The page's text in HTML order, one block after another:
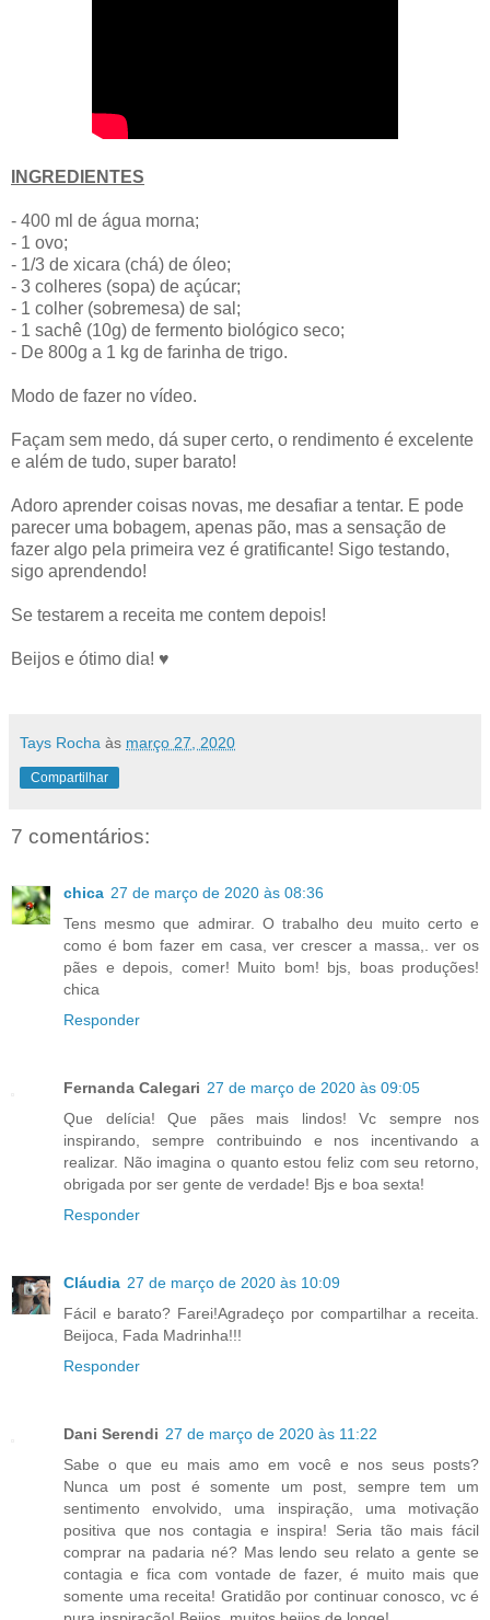
INGREDIENTES
- 400 ml de água morna;
- 1 ovo;
- 1/3 de xicara (chá) de óleo;
- 3 colheres (sopa) de açúcar;
- 1 colher (sobremesa) de sal;
- 1 sachê (10g) de fermento biológico seco;
- De 800g a 1 kg de farinha de trigo.
Modo de fazer no vídeo.
Façam sem medo, dá super certo, o rendimento é excelente
e além de tudo, super barato!
Adoro aprender coisas novas, me desafiar a tentar. E pode
parecer uma bobagem, apenas pão, mas a sensação de
fazer algo pela primeira vez é gratificante! Sigo testando,
sigo aprendendo!
Se testarem a receita me contem depois!
Beijos e ótimo dia! ♥
Tays Rocha às março 27, 2020
Compartilhar
7 comentários:
chica 27 de março de 2020 às 08:36
Tens mesmo que admirar. O trabalho deu muito certo e
como é bom fazer em casa, ver crescer a massa,. ver os
pães e depois, comer! Muito bom! bjs, boas produções!
chica
Responder
Fernanda Calegari 27 de março de 2020 às 09:05
Que delícia! Que pães mais lindos! Vc sempre nos
inspirando, sempre contribuindo e nos incentivando a
realizar. Não imagina o quanto estou feliz com seu retorno,
obrigada por ser gente de verdade! Bjs e boa sexta!
Responder
Cláudia 27 de março de 2020 às 10:09
Fácil e barato? Farei!Agradeço por compartilhar a receita.
Beijoca, Fada Madrinha!!!
Responder
Dani Serendi 27 de março de 2020 às 11:22
Sabe o que eu mais amo em você e nos seus posts?
Nunca um post é somente um post, sempre tem um
sentimento envolvido, uma inspiração, uma motivação
positiva que nos contagia e inspira! Seria tão mais fácil
comprar na padaria né? Mas lendo seu relato a gente se
contagia e fica com vontade de fazer, é muito mais que
somente uma receita! Gratidão por continuar conosco, vc é